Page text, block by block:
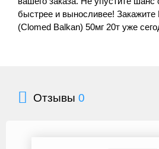
быстрее и выносливее!
(Clomed Balkan) 50мг 20т уже
Отзывы 0